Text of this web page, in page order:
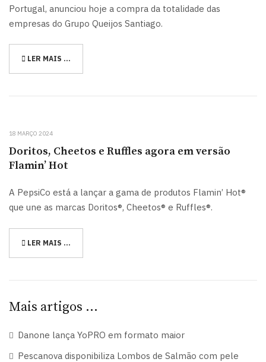
Portugal, anunciou hoje a compra da totalidade das
empresas do Grupo Queijos Santiago.
LER MAIS …
18 MARÇO 2024
Doritos, Cheetos e Ruffles agora em versão
Flamin’ Hot
A PepsiCo está a lançar a gama de produtos Flamin’ Hot®
que une as marcas Doritos®, Cheetos® e Ruffles®.
LER MAIS …
Mais artigos …
Danone lança YoPRO em formato maior
Pescanova disponibiliza Lombos de Salmão com pele